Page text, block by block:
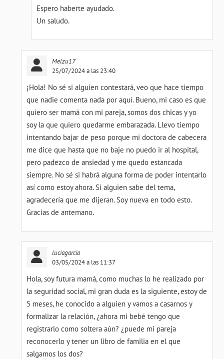
Espero haberte ayudado.
Un saludo.
Melzu17
25/07/2024 a las 23:40
¡Hola! No sé si alguien contestará, veo que hace tiempo
que nadie comenta nada por aquí. Bueno, mi caso es que
quiero ser mamá con mi pareja, somos dos chicas y yo
soy la que quiero quedarme embarazada. Llevo tiempo
intentando bajar de peso porque mi doctora de cabecera
me dice que hasta que no baje no puedo ir al hospital,
pero padezco de ansiedad y me quedo estancada
siempre. No sé si habrá alguna forma de poder intentarlo
así como estoy ahora. Si alguien sabe del tema,
agradecería que me dijeran. Soy nueva en todo esto.
Gracias de antemano.
luciagarcia
03/05/2024 a las 11:37
Hola, soy futura mamá, como muchas lo he realizado por
la seguridad social, mi gran duda es la siguiente, estoy de
5 meses, he conocido a alguien y vamos a casarnos y
formalizar la relación, ¿ahora mi bebé tengo que
registrarlo como soltera aún? ¿puede mi pareja
reconocerlo y tener un libro de familia en el que
salgamos los dos?